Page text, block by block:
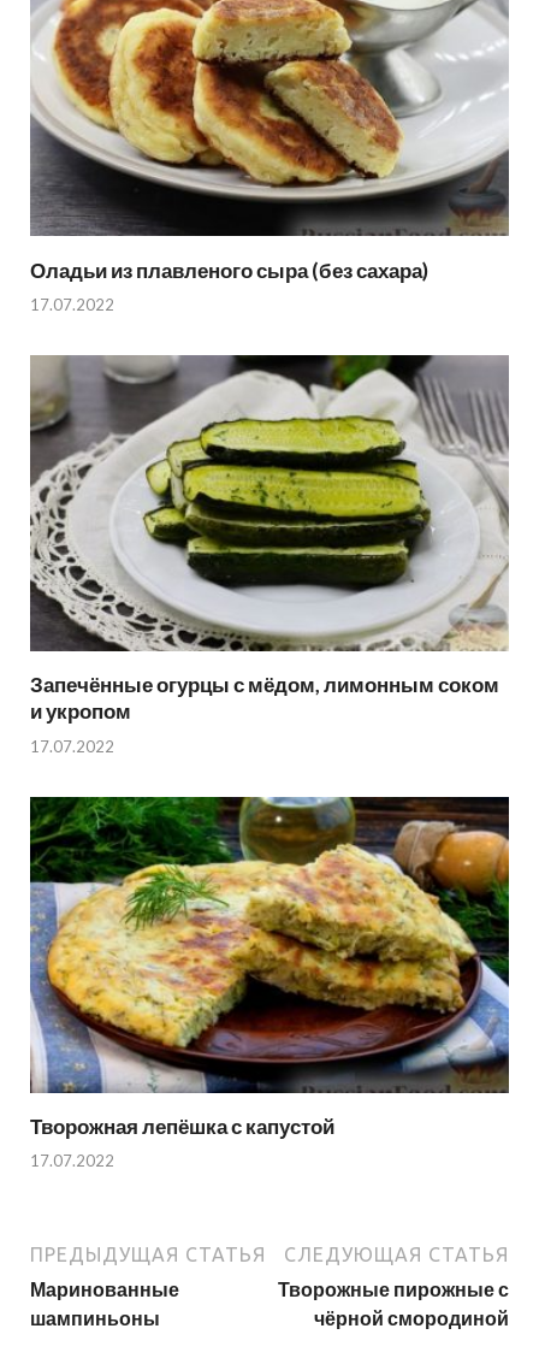
Оладьи из плавленого сыра (без сахара)
17.07.2022
Запечённые огурцы с мёдом, лимонным соком
и укропом
17.07.2022
Творожная лепёшка с капустой
17.07.2022
ПРЕДЫДУЩАЯ СТАТЬЯ
Маринованные
шампиньоны
СЛЕДУЮЩАЯ СТАТЬЯ
Творожные пирожные с
чёрной смородиной